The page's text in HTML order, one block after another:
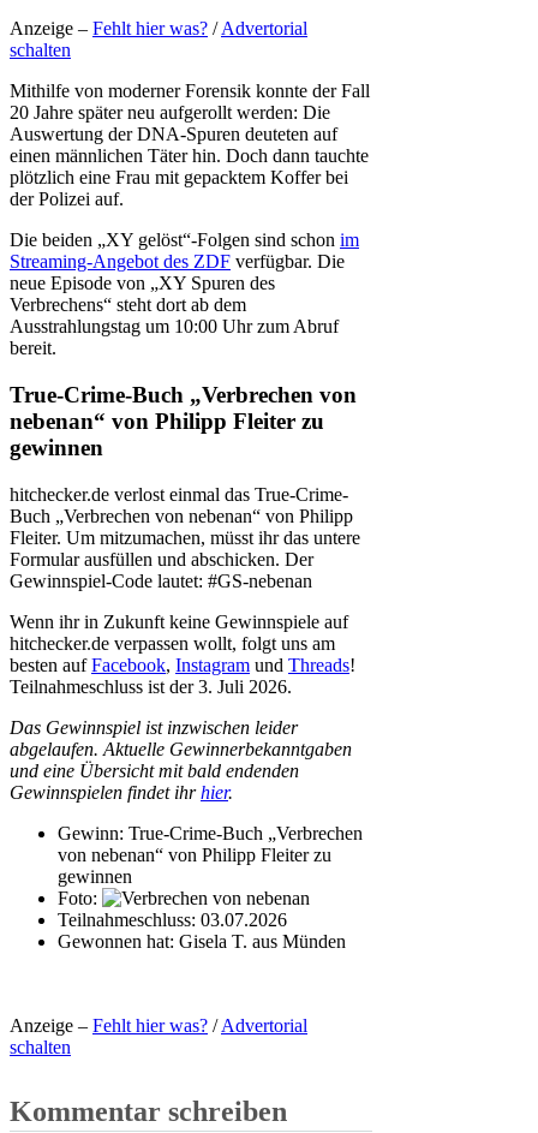
Anzeige – Fehlt hier was? /Advertorial
schalten
Mithilfe von moderner Forensik konnte der Fall
20 Jahre später neu aufgerollt werden: Die
Auswertung der DNA-Spuren deuteten auf
einen männlichen Täter hin. Doch dann tauchte
plötzlich eine Frau mit gepacktem Koffer bei
der Polizei auf.
Die beiden „XY gelöst“-Folgen sind schon im
Streaming-Angebot des ZDF verfügbar. Die
neue Episode von „XY Spuren des
Verbrechens“ steht dort ab dem
Ausstrahlungstag um 10:00 Uhr zum Abruf
bereit.
True-Crime-Buch „Verbrechen von
nebenan“ von Philipp Fleiter zu
gewinnen
hitchecker.de verlost einmal das True-Crime-
Buch „Verbrechen von nebenan“ von Philipp
Fleiter. Um mitzumachen, müsst ihr das untere
Formular ausfüllen und abschicken. Der
Gewinnspiel-Code lautet: #GS-nebenan
Wenn ihr in Zukunft keine Gewinnspiele auf
hitchecker.de verpassen wollt, folgt uns am
besten aufFacebook, Instagram und Threads!
Teilnahmeschluss ist der 3. Juli 2026.
Das Gewinnspiel ist inzwischen leider
abgelaufen. Aktuelle Gewinnerbekanntgaben
und eine Übersicht mit bald endenden
Gewinnspielen findet ihrhier.
Gewinn: True-Crime-Buch „Verbrechen
von nebenan“ von Philipp Fleiter zu
gewinnen
Foto:
Teilnahmeschluss: 03.07.2026
Gewonnen hat: Gisela T. aus Münden
Anzeige – Fehlt hier was? /Advertorial
schalten
Kommentar schreiben